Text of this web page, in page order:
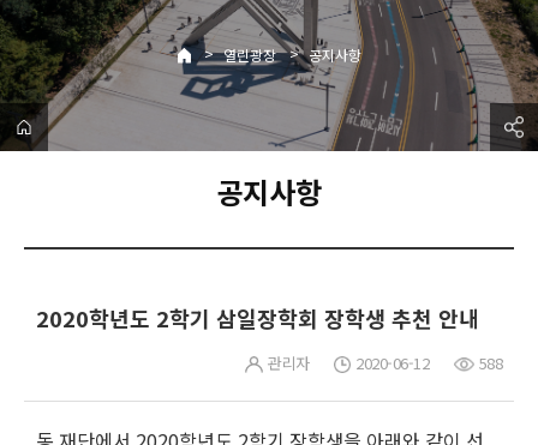
> 열린광장 > 공지사항
공지사항
2020학년도 2학기 삼일장학회 장학생 추천 안내
관리자 2020-06-12 588